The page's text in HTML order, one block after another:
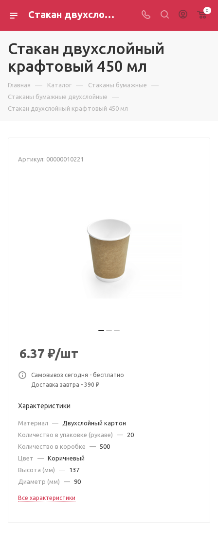
Стакан двухслойный крафтовый 450 мл 0
Стакан двухслойный
крафтовый 450 мл
Главная — Каталог — Стаканы бумажные —
Стаканы бумажные двухслойные —
Стакан двухслойный крафтовый 450 мл
Артикул: 00000010221
6.37 ₽/шт
Самовывоз сегодня - бесплатно
Доставка завтра - 390 ₽
Характеристики
Материал —
Двухслойный картон
Количество в упаковке (рукаве)
—
20
Количество в коробке
— 500
Цвет
— Коричневый
Высота (мм)
—
137
Диаметр (мм)
— 90
Все характеристики